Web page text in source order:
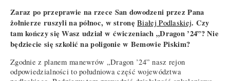
Zaraz po przeprawie na rzece San dowodzeni przez Pana
żołnierze ruszyli na północ, w stronęBiałej Podlaskiej. Czy
tam kończy się Wasz udział w ćwiczeniach „Dragon ’24”? Nie
będziecie się szkolić na poligonie w Bemowie Piskim?
Zgodnie z planem manewrów „Dragon ’24” nasz rejon
odpowiedzialności to południowa część województwa